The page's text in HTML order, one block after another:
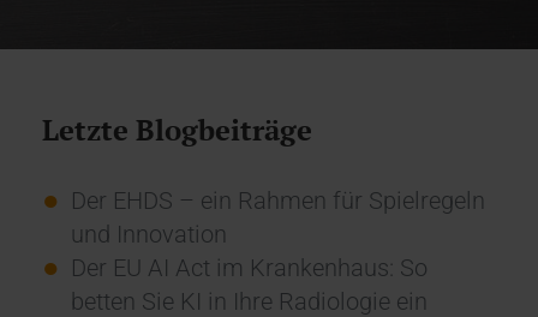
Letzte Blogbeiträge
Der EHDS – ein Rahmen für Spielregeln
und Innovation
Der EU AI Act im Krankenhaus: So
betten Sie KI in Ihre Radiologie ein